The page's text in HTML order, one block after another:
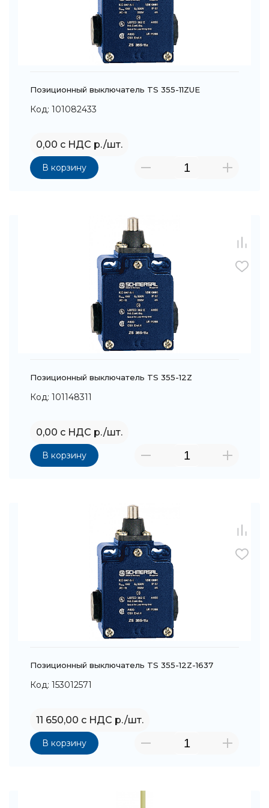
Позиционный выключатель TS 355-11ZUE
Код: 101082433
0,00 с НДС р./шт.
В корзину
Позиционный выключатель TS 355-12Z
Код: 101148311
0,00 с НДС р./шт.
В корзину
Позиционный выключатель TS 355-12Z-1637
Код: 153012571
11 650,00 с НДС р./шт.
В корзину